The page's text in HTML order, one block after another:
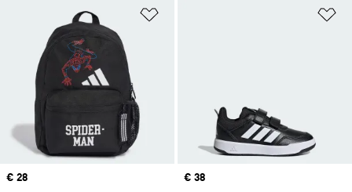
Precio
€ 28
Precio
€ 38